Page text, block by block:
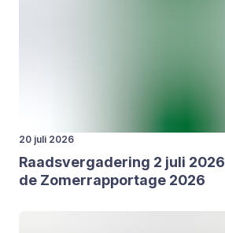
20 juli 2026
Raads­ver­ga­de­ring 2 juli 2026
de Zomer­rap­por­ta­ge 2026